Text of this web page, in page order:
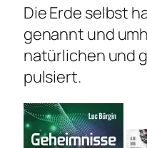
Die Erde selbst
genannt und
natürlichen und
pulsiert.